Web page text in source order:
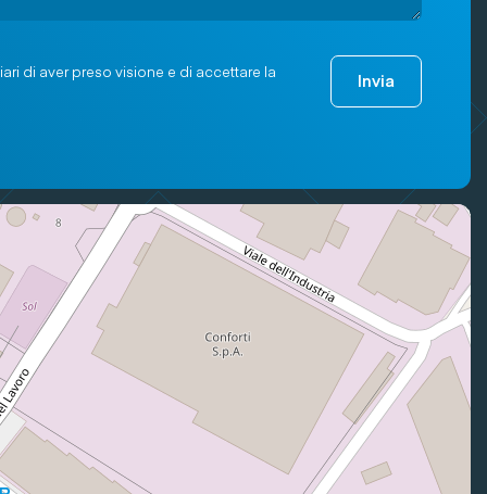
di aver preso visione e di accettare la